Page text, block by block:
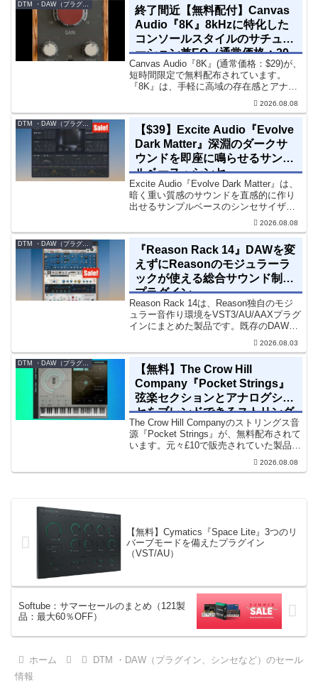
DTM ・DAW（プラグイン、シンセなど）のセール情報
終了間近【無料配付】Canvas
Audio『8K』8kHzに特化した
コンソールスタイルのサチュレ
ーション兼EQ（通常価格：29
ドル）
Canvas Audio『8K』(通常価格：$29)が、
短時間限定で無料配布されています。
『8K』は、手軽に高域の存在感とアナロ
グ的な質感をミックスに加えることがで
きる「8kHz」に特化したコンソールスタ
2026.08.08
DTM ・DAW（プラグイン、シンセなど）のセール情報
【$39】Excite Audio『Evolve
Dark Matter』深淵のダークサ
ウンドを即座に鳴らせるサンプ
ルベース・シンセ
Excite Audio『Evolve Dark Matter』は、
暗く重い質感のサウンドを直感的に作り
出せるサンプルベースのシンセサイザー
です。ダークD&Bやアトモスフェリッ
2026.08.08
『Reason Rack 14』DAWを変
えずにReasonのモジュラーラ
ックが使える総合サウンド制作
プラグイン
Reason Rack 14は、Reason独自のモジ
ュラー音作り環境をVST3/AU/AAXプラグ
インにまとめた製品です。既存のDAWを
乗り換えることなく、68種類のシンセや
エフェクト、CV配線をそのままトラック
2026.08.03
【無料】The Crow Hill
Company『Pocket Strings』
弦楽セクションとアナログシン
セをブレンドできるストリング
ス音源プラグイン
The Crow Hill Companyのストリングス音
源『Pocket Strings』が、無料配布されて
います。元々£10で販売されていた製品で
す。『Pocket Strings』についてPocket
2026.08.08
【無料】Cymatics『Space Lite』3つのリ
バーブモードを備えたプラグイン
（VST/AU）
Softube：サマーセールのまとめ（121製
品：最大60％OFF）
ホーム
DTM ・DAW（プラグイン、シンセなど）のセール
情報